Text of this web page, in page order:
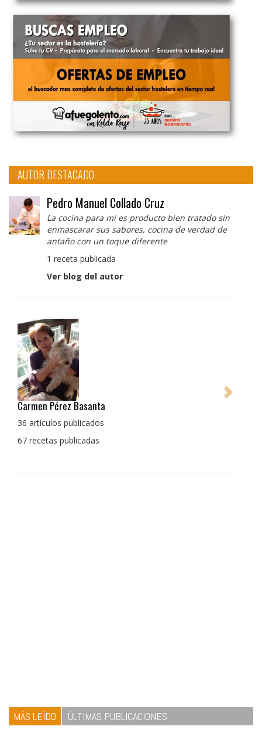
AUTOR DESTACADO
Pedro Manuel Collado Cruz
La cocina para mi es producto bien tratado sin
enmascarar sus sabores, cocina de verdad de
antaño con un toque diferente
1 receta publicada
Ver blog del autor
Pedro Manuel Collado Cruz
La cocina para mi es producto bien tratado sin
con un toque diferente